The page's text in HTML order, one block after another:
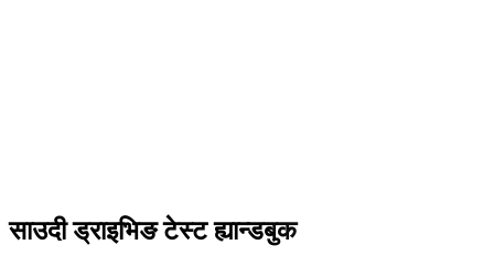
साउदी ड्राइभिङ टेस्ट ह्यान्डबुक